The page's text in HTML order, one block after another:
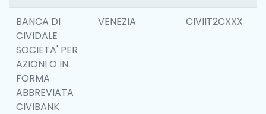
BANCA DI
CIVIDALE
SOCIETA' PER
AZIONI O IN
FORMA
ABBREVIATA
CIVIBANK
VENEZIA CIVIIT2CXXX